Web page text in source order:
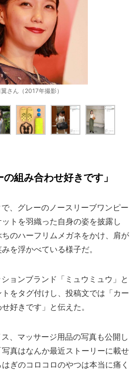
さん（2017年撮影）
の組み合わせ好きです」
、グレーのノースリーブワンピー
トを羽織った自身の姿を披露し
のハーフリムメガネをかけ、肩が
を浮かべている様子だ。
ョンブランド「ミュウミュウ」と
トをタグ付けし、投稿文では「カー
好きです」と伝えた。
、マッサージ用品の写真も公開し
真はなんか最近ストーリーに載せ
ぎのコロコロのやつは本当に痛く